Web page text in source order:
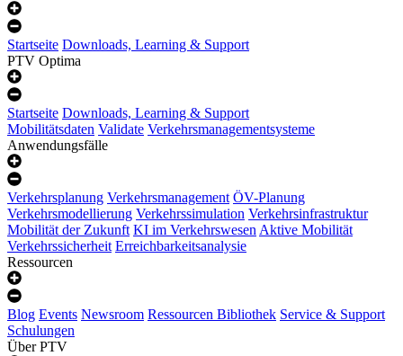
Startseite Downloads, Learning & Support
PTV Optima
Startseite Downloads, Learning & Support
Mobilitätsdaten Validate Verkehrsmanagementsysteme
Anwendungsfälle
Verkehrsplanung Verkehrsmanagement ÖV-Planung
Verkehrsmodellierung Verkehrssimulation Verkehrsinfrastruktur
Mobilität der Zukunft KI im VerkehrswesenAktive Mobilität
Verkehrssicherheit Erreichbarkeitsanalysie
Ressourcen
Blog Events Newsroom Ressourcen Bibliothek Service & Support
Schulungen
Über PTV